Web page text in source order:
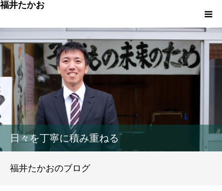
福井たかお
日々を丁寧に積み重ねる
福井たかおのブログ
福津への想いと実績
重点政策と市役所活性化策
プロフィール
市政方針ーまちの未来を再設計ー